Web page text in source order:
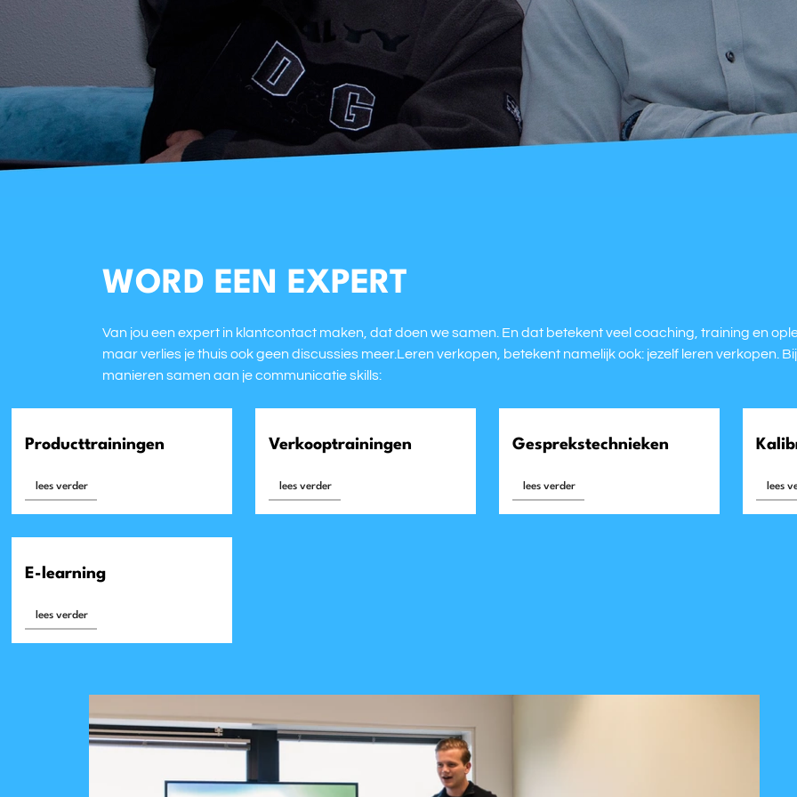
WORD EEN EXPERT
Van jou een expert in klantcontact maken, dat doen we samen. En dat betekent veel coaching, training en
maar verlies je thuis ook geen discussies meer.Leren verkopen, betekent namelijk ook: jezelf leren verkopen.
manieren samen aan je communicatie skills:
Producttrainingen
lees verder
Verkooptrainingen
lees verder
Gesprekstechnieken
lees verder lees
E-learning
lees verder